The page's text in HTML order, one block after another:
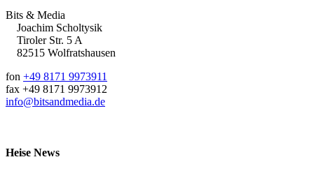
Bits & Media
Joachim Scholtysik
Tiroler Str. 5 A
82515 Wolfratshausen
fon +49 8171 9973911
fax +49 8171 9973912
info@bitsandmedia.de
Heise News